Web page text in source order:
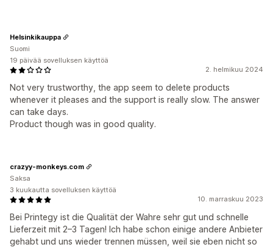
2. helmikuu 2024
Not very trustworthy, the app seem to delete products
whenever it pleases and the support is really slow. The answer
can take days.
Product though was in good quality.
Helsinkikauppa
Suomi
19 päivää sovelluksen käyttöä
10. marraskuu 2023
Bei Printegy ist die Qualität der Wahre sehr gut und schnelle
Lieferzeit mit 2–3 Tagen! Ich habe schon einige andere Anbieter
gehabt und uns wieder trennen müssen, weil sie eben nicht so
crazyy-monkeys.com
Saksa
3 kuukautta sovelluksen käyttöä